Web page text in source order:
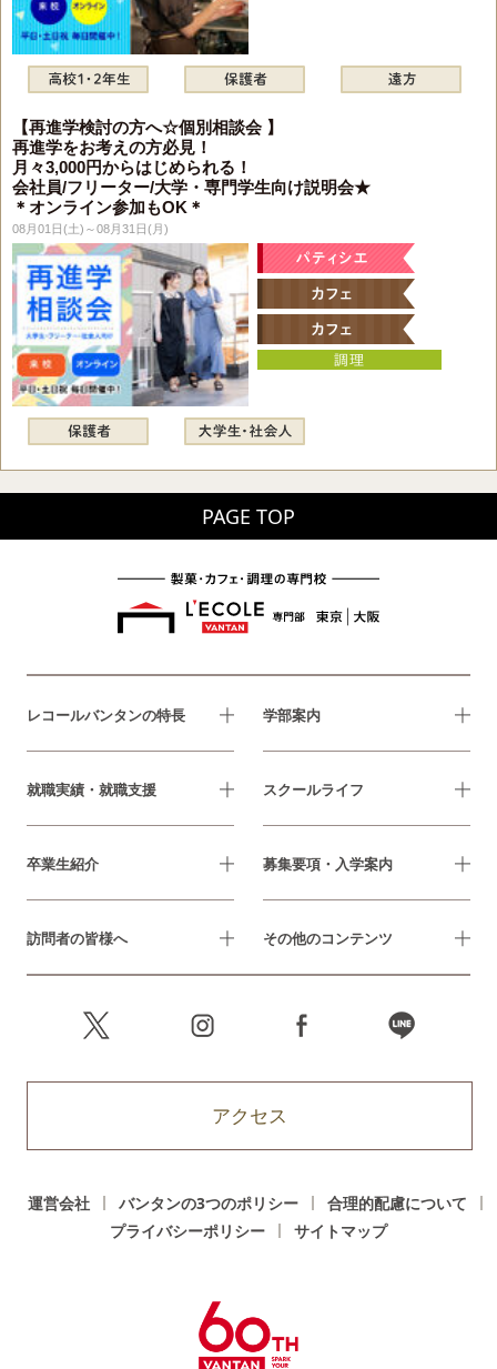
【再進学検討の方へ☆個別相談会 】
再進学をお考えの方必見！
月々3,000円からはじめられる！
会社員/フリーター/大学・専門学生向け説明会★
＊オンライン参加もOK＊
08月01日(土)～08月31日(月)
PAGE TOP
レコールバンタンの特長 学部案内
就職実績・就職支援 スクールライフ
卒業生紹介 募集要項・入学案内
訪問者の皆様へ その他のコンテンツ
アクセス
運営会社 バンタンの3つのポリシー
合理的配慮について
プライバシーポリシー
サイトマップ